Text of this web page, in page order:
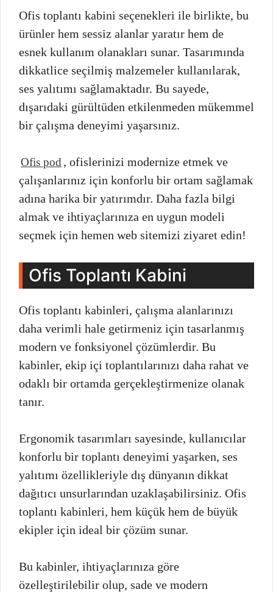
Ofis toplantı kabini seçenekleri ile birlikte, bu
ürünler hem sessiz alanlar yaratır hem de
esnek kullanım olanakları sunar. Tasarımında
dikkatlice seçilmiş malzemeler kullanılarak,
ses yalıtımı sağlamaktadır. Bu sayede,
dışarıdaki gürültüden etkilenmeden mükemmel
bir çalışma deneyimi yaşarsınız.
Ofis pod , ofislerinizi modernize etmek ve
çalışanlarınız için konforlu bir ortam sağlamak
adına harika bir yatırımdır. Daha fazla bilgi
almak ve ihtiyaçlarınıza en uygun modeli
seçmek için hemen web sitemizi ziyaret edin!
Ofis Toplantı Kabini
Ofis toplantı kabinleri, çalışma alanlarınızı
daha verimli hale getirmeniz için tasarlanmış
modern ve fonksiyonel çözümlerdir. Bu
kabinler, ekip içi toplantılarınızı daha rahat ve
odaklı bir ortamda gerçekleştirmenize olanak
tanır.
Ergonomik tasarımları sayesinde, kullanıcılar
konforlu bir toplantı deneyimi yaşarken, ses
yalıtımı özellikleriyle dış dünyanın dikkat
dağıtıcı unsurlarından uzaklaşabilirsiniz. Ofis
toplantı kabinleri, hem küçük hem de büyük
ekipler için ideal bir çözüm sunar.
Bu kabinler, ihtiyaçlarınıza göre
özelleştirilebilir olup, sade ve modern